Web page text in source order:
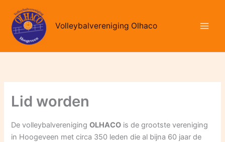
naar
inhoud
Volleybalvereniging Olhaco
Lid worden
De volleybalverenigingOLHACO is de grootste vereniging
in Hoogeveen met circa 350 leden die al bijna 60 jaar de